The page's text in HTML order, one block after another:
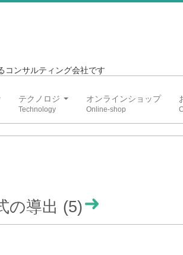
コンサルティング会社です
テクノロジ オンラインショップ
の導出 (5)